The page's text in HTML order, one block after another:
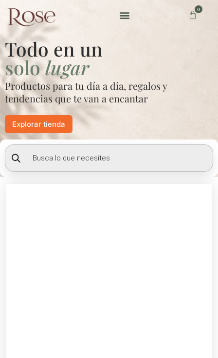
contenido
0
Carrito
Todo en un
sololugar
Productos para tu día a día, regalos y
tendencias que te van a encantar
Explorar tienda
Búsqueda
de
productos